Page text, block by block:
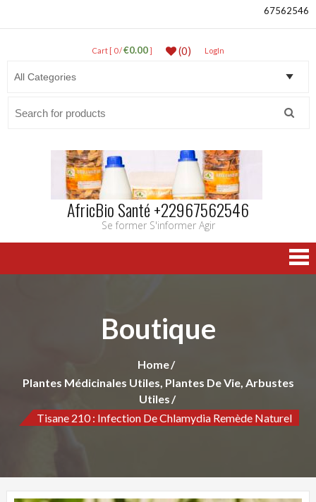
67562546
Cart [ 0 /€0.00] (0) LogIn
AfricBio Santé +22967562546
Se former S'informer Agir
Boutique
Home
Plantes Médicinales Utiles, Plantes De Vie, Arbustes
Utiles
Tisane 210 : Infection De Chlamydia Remède Naturel